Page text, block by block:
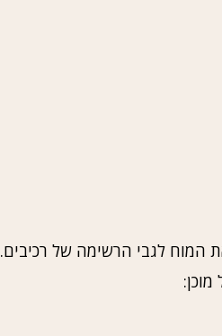
המוח לגבי הרשימה של רכיבים.